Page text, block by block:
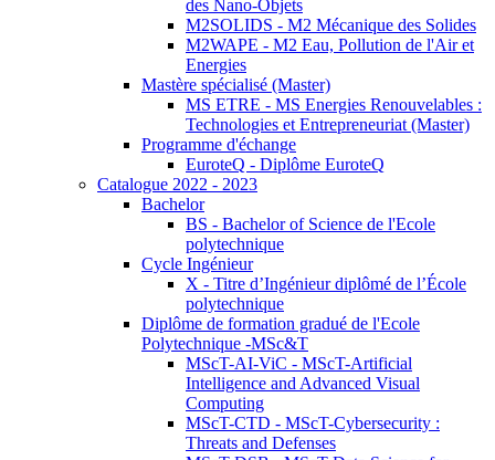
des Nano-Objets
M2SOLIDS - M2 Mécanique des Solides
M2WAPE - M2 Eau, Pollution de l'Air et
Energies
Mastère spécialisé (Master)
MS ETRE - MS Energies Renouvelables :
Technologies et Entrepreneuriat (Master)
Programme d'échange
EuroteQ - Diplôme EuroteQ
Catalogue 2022 - 2023
Bachelor
BS - Bachelor of Science de l'Ecole
polytechnique
Cycle Ingénieur
X - Titre d’Ingénieur diplômé de l’École
polytechnique
Diplôme de formation gradué de l'Ecole
Polytechnique -MSc&T
MScT-AI-ViC - MScT-Artificial
Intelligence and Advanced Visual
Computing
MScT-CTD - MScT-Cybersecurity :
Threats and Defenses